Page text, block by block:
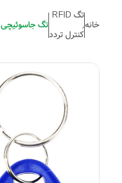
خانه
تگ RFID
,
کنترل تردد
تگ جاسوئیچی RFID فرکانس 125KHz